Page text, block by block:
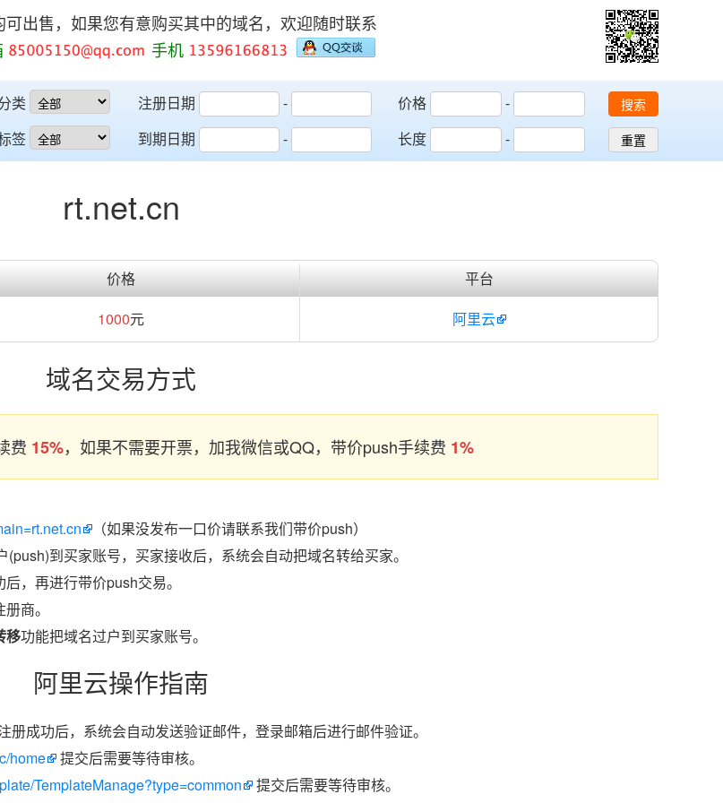
出售，如果您有意购买其中的域名，欢迎随时联系
手机
类
签
注册日期
-
到期日期
-
价格
-
长度
-
搜索
重置
rt.net.cn
价格
平台
1000元 阿里云
域名交易方式
费 15%，如果不需要开票，加我微信或QQ，带价push手续费 1%
（如果没发布一口价请联系我们带价push）
到买家账号，买家接收后，系统会自动把域名转给买家。
，再进行带价push交易。
商。
移功能把域名过户到买家账号。
阿里云操作指南
册成功后，系统会自动发送验证邮件，登录邮箱后进行邮件验证。
home
提交后需要等待审核。
TemplateManage?type=common
提交后需要等待审核。